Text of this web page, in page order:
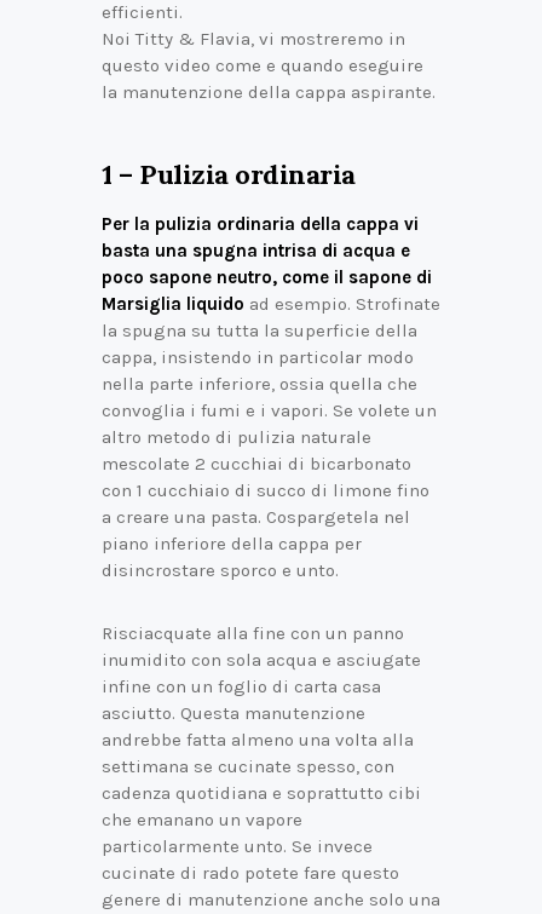
efficienti.
Noi Titty & Flavia, vi mostreremo in
questo video come e quando eseguire
la manutenzione della cappa aspirante.
1 – Pulizia ordinaria
Per la pulizia ordinaria della cappa vi
basta una spugna intrisa di acqua e
poco sapone neutro, come il sapone di
Marsiglia liquido ad esempio. Strofinate
la spugna su tutta la superficie della
cappa, insistendo in particolar modo
nella parte inferiore, ossia quella che
convoglia i fumi e i vapori. Se volete un
altro metodo di pulizia naturale
mescolate 2 cucchiai di bicarbonato
con 1 cucchiaio di succo di limone fino
a creare una pasta. Cospargetela nel
piano inferiore della cappa per
disincrostare sporco e unto.
Risciacquate alla fine con un panno
inumidito con sola acqua e asciugate
infine con un foglio di carta casa
asciutto. Questa manutenzione
andrebbe fatta almeno una volta alla
settimana se cucinate spesso, con
cadenza quotidiana e soprattutto cibi
che emanano un vapore
particolarmente unto. Se invece
cucinate di rado potete fare questo
genere di manutenzione anche solo una